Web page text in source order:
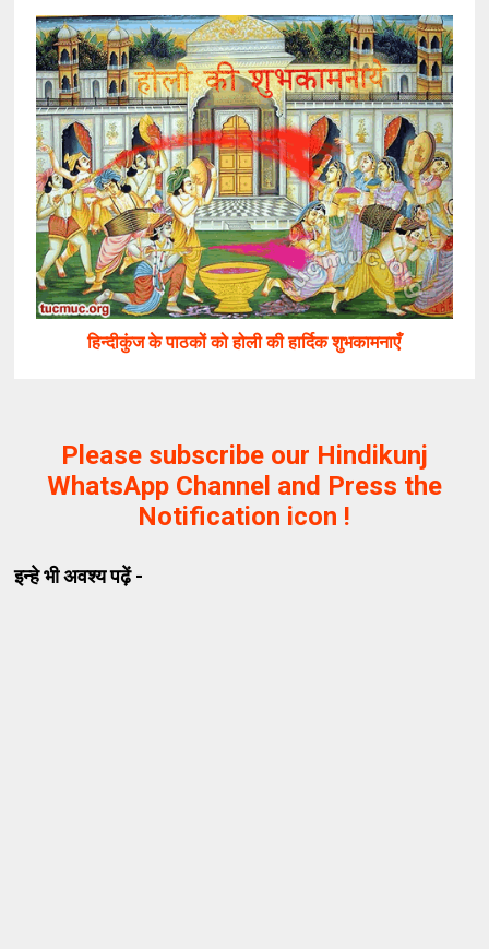
हिन्दीकुंज के पाठकों को होली की हार्दिक शुभकामनाएँ
Please subscribe our Hindikunj
WhatsApp Channel and Press the
Notification icon !
इन्हे भी अवश्य पढ़ें -